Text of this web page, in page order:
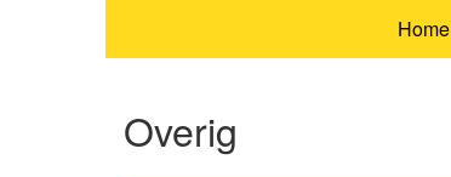
Home
Overig